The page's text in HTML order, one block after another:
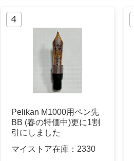
Pelikan M1000用ペン先
BB (春の特価中)更に1割
引にしました
マイストア在庫： 2330